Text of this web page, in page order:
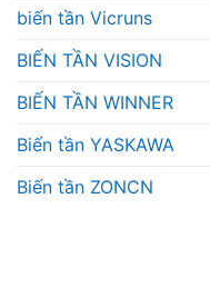
biến tần Vicruns
BIẾN TẦN VISION
BIẾN TẦN WINNER
Biến tần YASKAWA
Biến tần ZONCN